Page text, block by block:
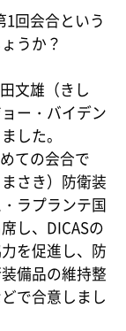
1回会合という
うか？
文雄（きし
ー・バイデン
した。
ての会合で
さき）防衛装
ラプランテ国
し、DICASの
を促進し、防
備品の維持整
で合意しまし